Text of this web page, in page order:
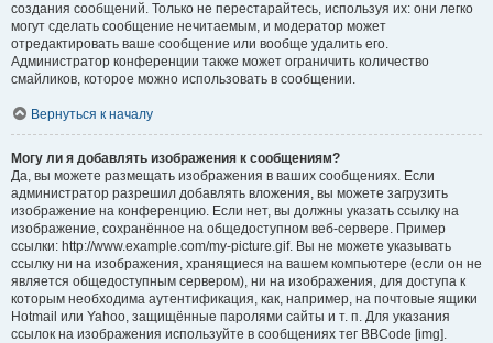
создания сообщений. Только не перестарайтесь, используя их: они легко
могут сделать сообщение нечитаемым, и модератор может
отредактировать ваше сообщение или вообще удалить его.
Администратор конференции также может ограничить количество
смайликов, которое можно использовать в сообщении.
Вернуться к началу
Могу ли я добавлять изображения к сообщениям?
Да, вы можете размещать изображения в ваших сообщениях. Если
администратор разрешил добавлять вложения, вы можете загрузить
изображение на конференцию. Если нет, вы должны указать ссылку на
изображение, сохранённое на общедоступном веб-сервере. Пример
ссылки: http://www.example.com/my-picture.gif. Вы не можете указывать
ссылку ни на изображения, хранящиеся на вашем компьютере (если он не
является общедоступным сервером), ни на изображения, для доступа к
которым необходима аутентификация, как, например, на почтовые ящики
Hotmail или Yahoo, защищённые паролями сайты и т. п. Для указания
ссылок на изображения используйте в сообщениях тег BBCode [img].